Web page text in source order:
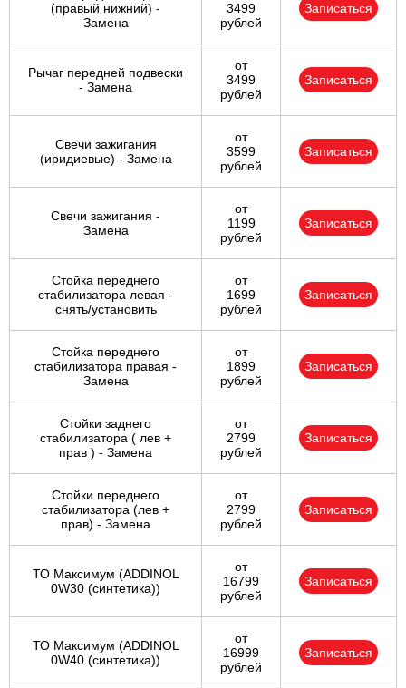
(правый нижний) -
Замена
3499
рублей
Записаться
Рычаг передней подвески
- Замена
от
3499
рублей
Записаться
Свечи зажигания
(иридиевые) - Замена
от
3599
рублей
Записаться
Свечи зажигания -
Замена
от
1199
рублей
Записаться
Стойка переднего
стабилизатора левая -
снять/установить
от
1699
рублей
Записаться
Стойка переднего
стабилизатора правая -
Замена
от
1899
рублей
Записаться
Стойки заднего
стабилизатора ( лев +
прав ) - Замена
от
2799
рублей
Записаться
Стойки переднего
стабилизатора (лев +
прав) - Замена
от
2799
рублей
Записаться
ТО Максимум (ADDINOL
0W30 (синтетика))
от
16799
рублей
Записаться
ТО Максимум (ADDINOL
0W40 (синтетика))
от
16999
рублей
Записаться